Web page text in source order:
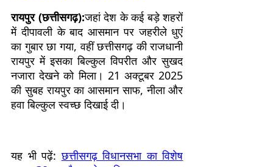
रायपुर (छत्तीसगढ़):जहां देश के कई बड़े शहरों
में दीपावली के बाद आसमान पर जहरीले धुएं
का गुबार छा गया, वहीं छत्तीसगढ़ की राजधानी
रायपुर में इसका बिल्कुल विपरीत और सुखद
नजारा देखने को मिला। 21 अक्टूबर 2025
की सुबह रायपुर का आसमान साफ, नीला और
हवा बिल्कुल स्वच्छ दिखाई दी।
यह भी पढ़ें: छत्तीसगढ़ विधानसभा का विशेष